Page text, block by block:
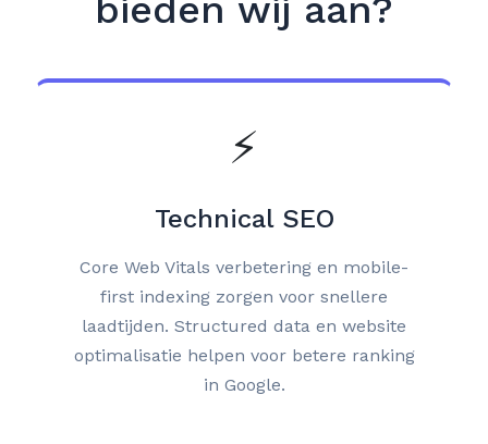
bieden wij aan?
⚡
Technical SEO
Core Web Vitals verbetering en mobile-
first indexing zorgen voor snellere
laadtijden. Structured data en website
optimalisatie helpen voor betere ranking
in Google.